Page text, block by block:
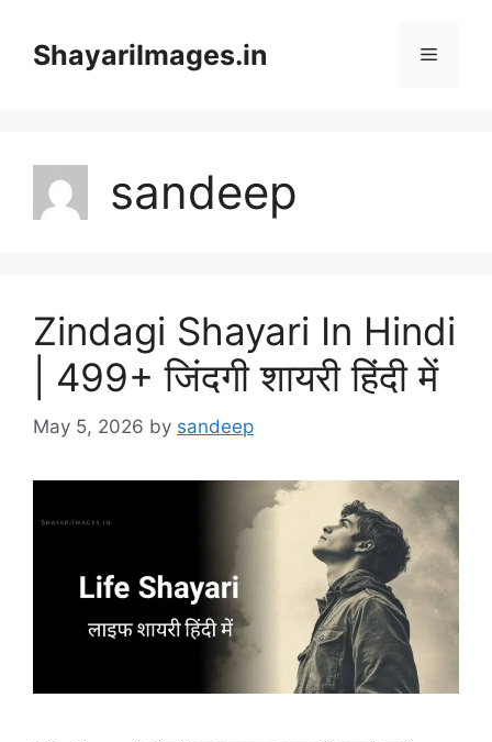
contentShayariImages.in Menu
sandeep
Zindagi Shayari In Hindi
| 499+ जिंदगी शायरी हिंदी में
May 5, 2026 by sandeep